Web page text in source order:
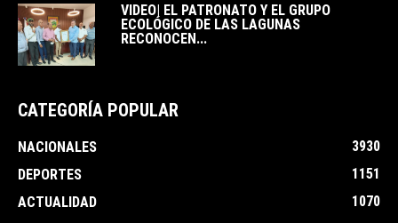
VIDEO| EL PATRONATO Y EL GRUPO
ECOLÓGICO DE LAS LAGUNAS
RECONOCEN...
CATEGORÍA POPULAR
NACIONALES
3930
DEPORTES
1151
ACTUALIDAD
1070